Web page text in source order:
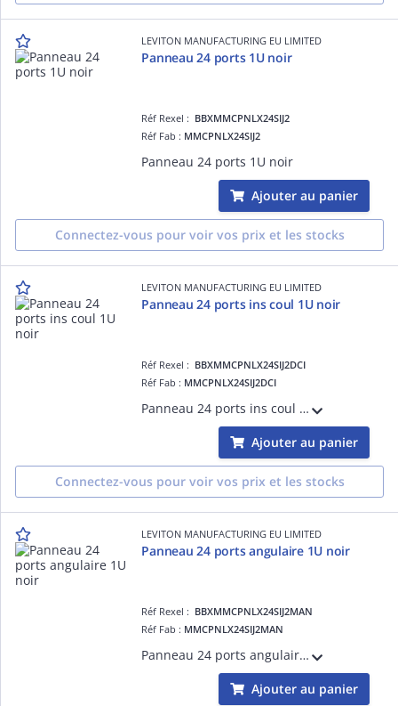
LEVITON MANUFACTURING EU LIMITED
Panneau 24 ports 1U noir
Réf Rexel : BBXMMCPNLX24SIJ2
Réf Fab : MMCPNLX24SIJ2
Panneau 24 ports 1U noir
Ajouter au panier
Connectez-vous pour voir vos prix et les stocks
LEVITON MANUFACTURING EU LIMITED
Panneau 24 ports ins coul 1U noir
Réf Rexel : BBXMMCPNLX24SIJ2DCI
Réf Fab : MMCPNLX24SIJ2DCI
Panneau 24 ports ins coul 1U noir
Ajouter au panier
Connectez-vous pour voir vos prix et les stocks
LEVITON MANUFACTURING EU LIMITED
Panneau 24 ports angulaire 1U noir
Réf Rexel : BBXMMCPNLX24SIJ2MAN
Réf Fab : MMCPNLX24SIJ2MAN
Panneau 24 ports angulaire 1U noir
Ajouter au panier